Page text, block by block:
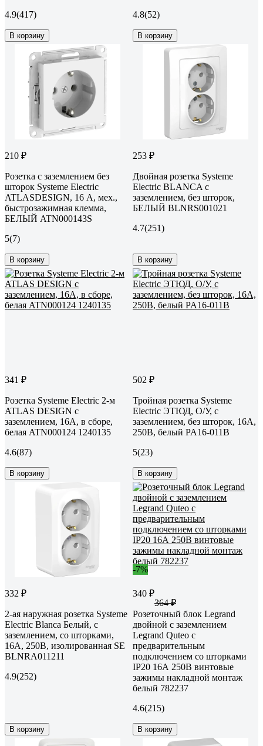
4.9(417)
В корзину
4.8(52)
В корзину
210 ₽
Розетка с заземлением без
шторок Systeme Electric
ATLASDESIGN, 16 А, мех.,
быстрозажимная клемма,
БЕЛЫЙ ATN000143S
5(7)
В корзину
253 ₽
Двойная розетка Systeme
Electric BLANCA с
заземлением, без шторок,
БЕЛЫЙ BLNRS001021
4.7(251)
В корзину
341 ₽
Розетка Systeme Electric 2-м
ATLAS DESIGN с
заземлением, 16А, в сборе,
белая ATN000124 1240135
4.6(87)
В корзину
502 ₽
Тройная розетка Systeme
Electric ЭТЮД, O/У, с
заземлением, без шторок, 16А,
250B, белый PA16-011B
5(23)
В корзину
332 ₽
2-ая наружная розетка Systeme
Electric Blanca Белый, с
заземлением, со шторками,
16А, 250В, изолированная SE
BLNRA011211
4.9(252)
В корзину
-7%
340 ₽
364 ₽
Розеточный блок Legrand
двойной с заземлением
Legrand Quteo с
предварительным
подключением со шторками
IP20 16А 250В винтовые
зажимы накладной монтаж
белый 782237
4.6(215)
В корзину